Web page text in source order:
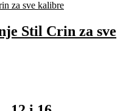
Stil Crin za sve